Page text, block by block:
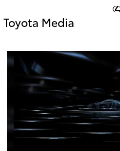
Toyota Media